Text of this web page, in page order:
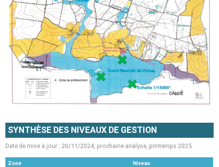
SYNTHÈSE DES NIVEAUX DE GESTION
Date de mise à jour : 20/11/2024, prochaine analyse, printemps 2025
Zone
Niveau